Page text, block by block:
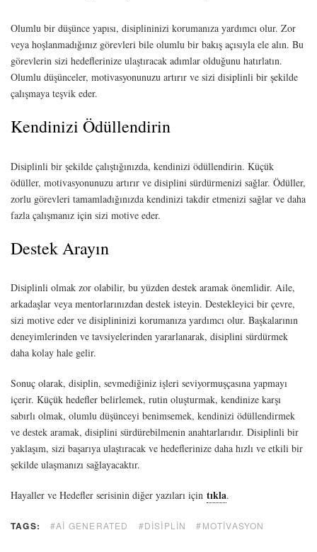
Olumlu bir düşünce yapısı, disiplininizi korumanıza yardımcı olur. Zor
veya hoşlanmadığınız görevleri bile olumlu bir bakış açısıyla ele alın. Bu
görevlerin sizi hedeflerinize ulaştıracak adımlar olduğunu hatırlatın.
Olumlu düşünceler, motivasyonunuzu artırır ve sizi disiplinli bir şekilde
çalışmaya teşvik eder.
Kendinizi Ödüllendirin
Disiplinli bir şekilde çalıştığınızda, kendinizi ödüllendirin. Küçük
ödüller, motivasyonunuzu artırır ve disiplini sürdürmenizi sağlar. Ödüller,
zorlu görevleri tamamladığınızda kendinizi takdir etmenizi sağlar ve daha
fazla çalışmanız için sizi motive eder.
Destek Arayın
Disiplinli olmak zor olabilir, bu yüzden destek aramak önemlidir. Aile,
arkadaşlar veya mentorlarınızdan destek isteyin. Destekleyici bir çevre,
sizi motive eder ve disiplininizi korumanıza yardımcı olur. Başkalarının
deneyimlerinden ve tavsiyelerinden yararlanarak, disiplini sürdürmek
daha kolay hale gelir.
Sonuç olarak, disiplin, sevmediğiniz işleri seviyormuşçasına yapmayı
içerir. Küçük hedefler belirlemek, rutin oluşturmak, kendinize karşı
sabırlı olmak, olumlu düşünceyi benimsemek, kendinizi ödüllendirmek
ve destek aramak, disiplini sürdürebilmenin anahtarlarıdır. Disiplinli bir
yaklaşım, sizi başarıya ulaştıracak ve hedeflerinize daha hızlı ve etkili bir
şekilde ulaşmanızı sağlayacaktır.
Hayaller ve Hedefler serisinin diğer yazıları için tıkla.
TAGS: #AI GENERATED #DISIPLIN #MOTIVASYON